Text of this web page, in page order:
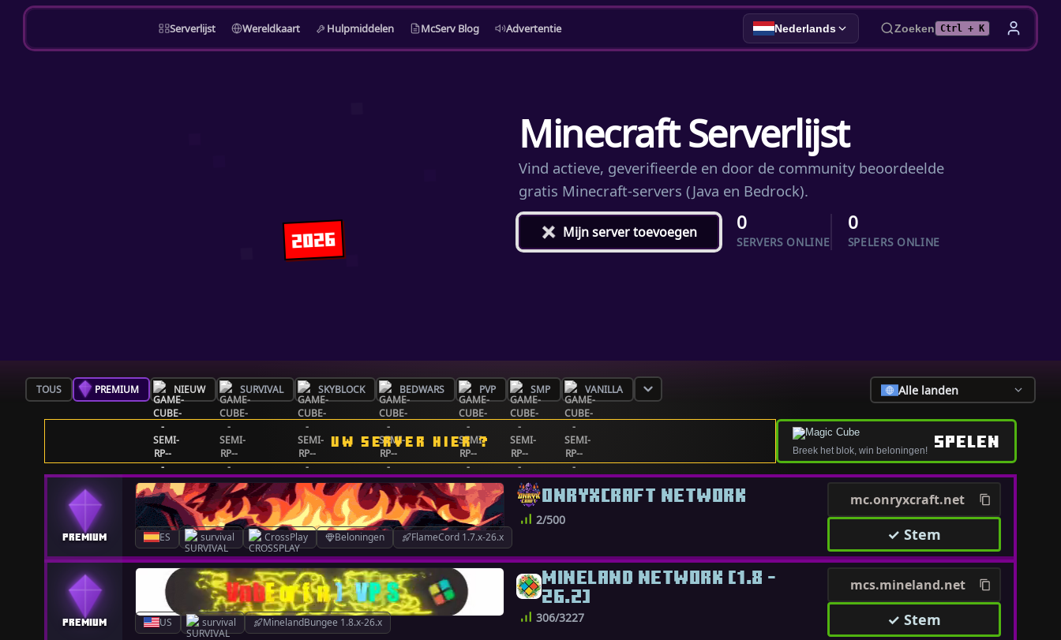
Serverlijst Wereldkaart Hulpmiddelen McServ Blog Advertentie Nederlands Zoeken Ctrl + K
2026
Minecraft Serverlijst
Vind actieve, geverifieerde en door de community beoordeelde
gratis Minecraft-servers (Java en Bedrock).
+Mijn server toevoegen 0
SERVERS ONLINE
0
SPELERS ONLINE
TOUS PREMIUM NIEUW SURVIVAL SKYBLOCK BEDWARS PVP SMP VANILLA Alle landen
UW SERVER HIER ? Breek het blok, win beloningen! SPELEN
ES survival CrossPlay Beloningen FlameCord 1.7.x-26.x
ONRYXCRAFT NETWORK
2/500
mc.onryxcraft.net
✓ Stem
US survival MinelandBungee 1.8.x-26.x
MINELAND NETWORK [1.8 -
26.2]
306/3227
mcs.mineland.net
✓ Stem